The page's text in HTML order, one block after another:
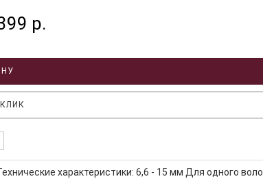
р.
характеристики: 6,6 - 15 мм Для одного